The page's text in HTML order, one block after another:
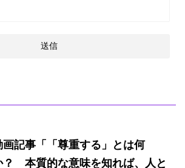
画記事「「尊重する」とは何
？ 本質的な意味を知れば、人と